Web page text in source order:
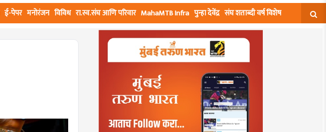
ई-पेपर मनोरंजन विविध रा.स्व.संघ आणि परिवार MahaMTB Infra पुन्हा देवेंद्र संघ शताब्दी वर्ष विशेष